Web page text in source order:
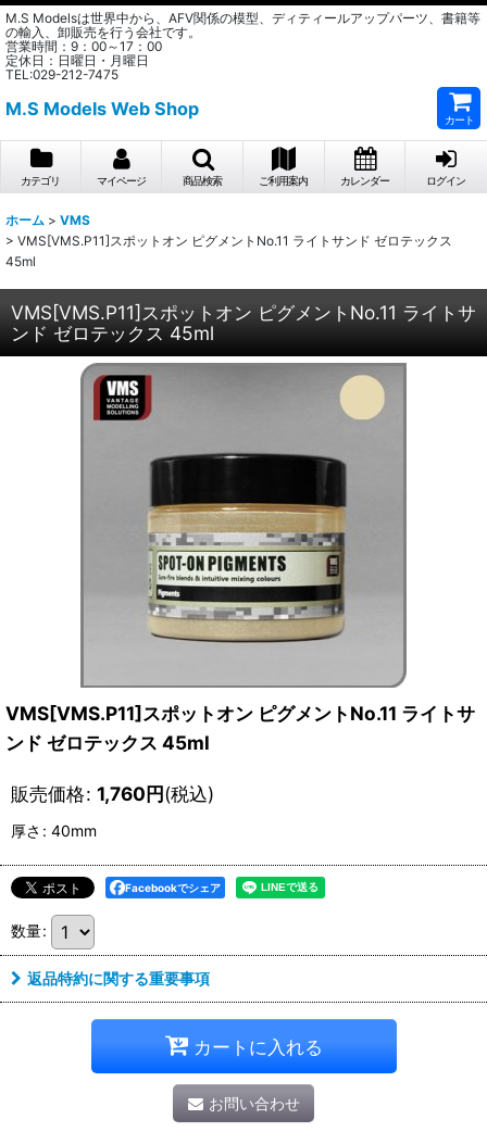
M.S Modelsは世界中から、AFV関係の模型、ディティールアップパーツ、書籍等
の輸入、卸販売を行う会社です。
営業時間：9：00～17：00
定休日：日曜日・月曜日
TEL:029-212-7475
M.S Models Web Shop
カート
カテゴリ マイページ 商品検索 ご利用案内 カレンダー ログイン
ホーム > VMS
> VMS[VMS.P11]スポットオン ピグメントNo.11 ライトサンド ゼロテックス
45ml
VMS[VMS.P11]スポットオン ピグメントNo.11 ライトサ
ンド ゼロテックス 45ml
VMS[VMS.P11]スポットオン ピグメントNo.11 ライトサ
ンド ゼロテックス 45ml
販売価格: 1,760円(税込)
厚さ : 40mm
Facebookでシェア
数量:
返品特約に関する重要事項
カートに入れる
お問い合わせ